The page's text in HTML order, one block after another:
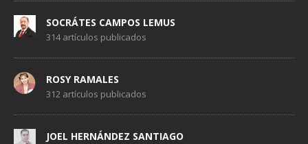
SOCRÁTES CAMPOS LEMUS
314 artículos publicados
ROSY RAMALES
312 artículos publicados
JOEL HERNÁNDEZ SANTIAGO